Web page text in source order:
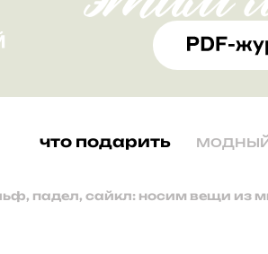
что подарить
падел, сайкл: носим вещи из